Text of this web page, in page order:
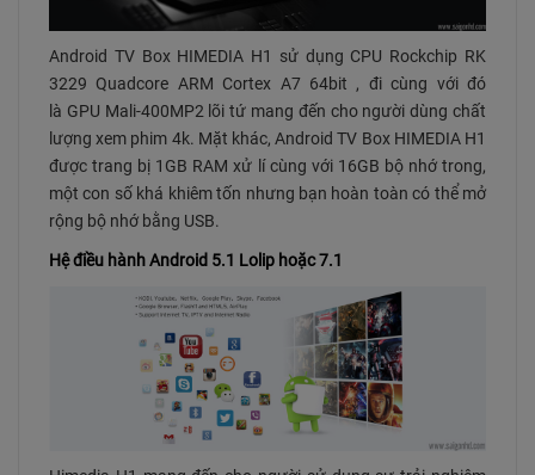
Android TV Box HIMEDIA H1 sử dụng CPU Rockchip RK
3229 Quadcore ARM Cortex A7 64bit , đi cùng với đó
là GPU Mali-400MP2 lõi tứ mang đến cho người dùng chất
lượng xem phim 4k. Mặt khác, Android TV Box HIMEDIA H1
được trang bị 1GB RAM xử lí cùng với 16GB bộ nhớ trong,
một con số khá khiêm tốn nhưng bạn hoàn toàn có thể mở
rộng bộ nhớ bằng USB.
Hệ điều hành Android 5.1 Lolip hoặc 7.1